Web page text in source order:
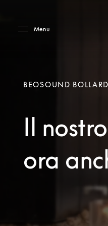
Menu
BEOSOUND BOLLARD
Il
ora